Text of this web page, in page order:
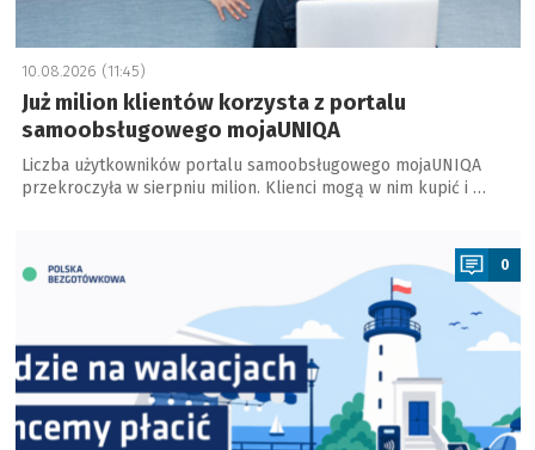
10.08.2026 (11:45)
Już milion klientów korzysta z portalu
samoobsługowego mojaUNIQA
Liczba użytkowników portalu samoobsługowego mojaUNIQA
przekroczyła w sierpniu milion. Klienci mogą w nim kupić i …
0